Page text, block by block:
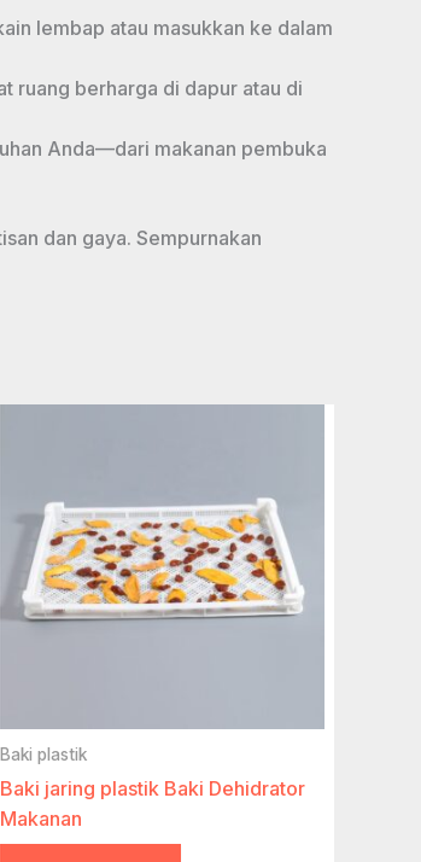
lembap atau masukkan ke dalam
ruang berharga di dapur atau di
Anda—dari makanan pembuka
dan gaya. Sempurnakan
Baki plastik
Baki jaring plastik Baki Dehidrator
Makanan